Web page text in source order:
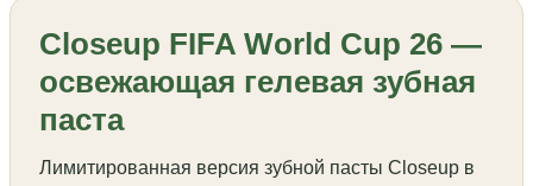
Closeup FIFA World Cup 26 —
освежающая гелевая зубная
паста
Лимитированная версия зубной пасты Closeup в